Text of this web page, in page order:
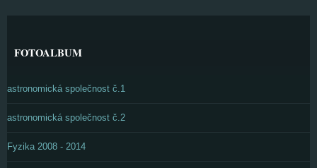
FOTOALBUM
astronomická společnost č.1
astronomická společnost č.2
Fyzika 2008 - 2014